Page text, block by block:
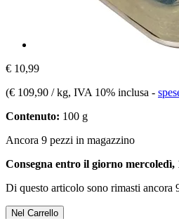
€ 10,99
(€ 109,90 / kg, IVA 10% inclusa -
Contenuto: 100 g
Ancora 9 pezzi in magazzino
Consegna entro il giorno mercoledì,
Di questo articolo sono rimasti ancora
Nel Carrello